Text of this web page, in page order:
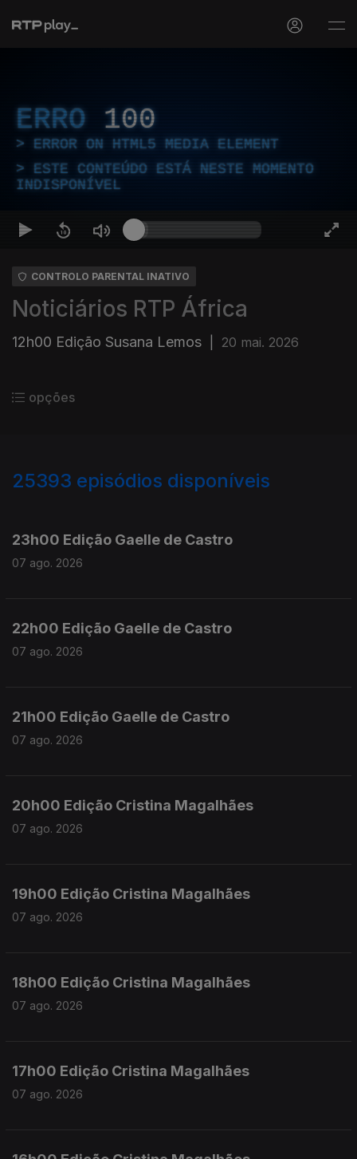
ERRO 100
ERROR ON HTML5 MEDIA ELEMENT
ESTE CONTEÚDO ESTÁ NESTE MOMENTO
INDISPONÍVEL
CONTROLO PARENTAL INATIVO
Noticiários RTP África
12h00 Edição Susana Lemos 20 mai. 2026
opções
25393 episódios disponíveis
23h00 Edição Gaelle de Castro
07 ago. 2026
22h00 Edição Gaelle de Castro
07 ago. 2026
21h00 Edição Gaelle de Castro
07 ago. 2026
20h00 Edição Cristina Magalhães
07 ago. 2026
19h00 Edição Cristina Magalhães
07 ago. 2026
18h00 Edição Cristina Magalhães
07 ago. 2026
17h00 Edição Cristina Magalhães
07 ago. 2026